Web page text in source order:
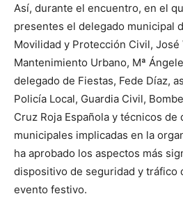
Así, durante el encuentro, en el
presentes el delegado municipal
Movilidad y Protección Civil, José
Mantenimiento Urbano, Mª
delegado de Fiestas, Fede Díaz,
Policía Local, Guardia Civil,
Cruz Roja Española y técnicos
municipales implicadas en la
ha aprobado los aspectos más
dispositivo de seguridad y tráfico
evento festivo.